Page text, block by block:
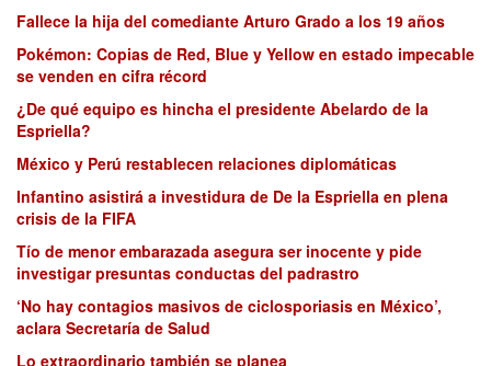
Fallece la hija del comediante Arturo Grado a los 19 años
Pokémon: Copias de Red, Blue y Yellow en estado impecable
se venden en cifra récord
¿De qué equipo es hincha el presidente Abelardo de la
Espriella?
México y Perú restablecen relaciones diplomáticas
Infantino asistirá a investidura de De la Espriella en plena
crisis de la FIFA
Tío de menor embarazada asegura ser inocente y pide
investigar presuntas conductas del padrastro
‘No hay contagios masivos de ciclosporiasis en México’,
aclara Secretaría de Salud
Lo extraordinario también se planea